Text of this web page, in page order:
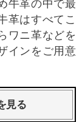
牛革の中で最
革はすべてこ
ワニ革などを
インをご用意
見る